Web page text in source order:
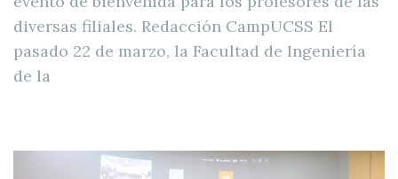
diversas filiales. Redacción CampUCSS El
pasado 22 de marzo, la Facultad de Ingeniería
de la